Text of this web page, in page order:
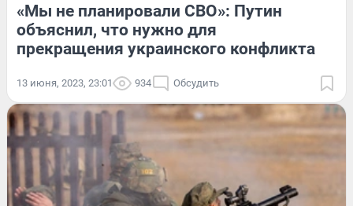
«Мы не планировали СВО»: Путин
объяснил, что нужно для
прекращения украинского конфликта
13 июня, 2023, 23:01 934 Обсудить